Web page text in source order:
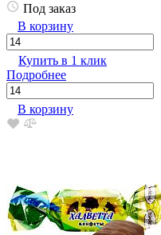
Под заказ
В корзину
Купить в 1 клик
Подробнее
В корзину